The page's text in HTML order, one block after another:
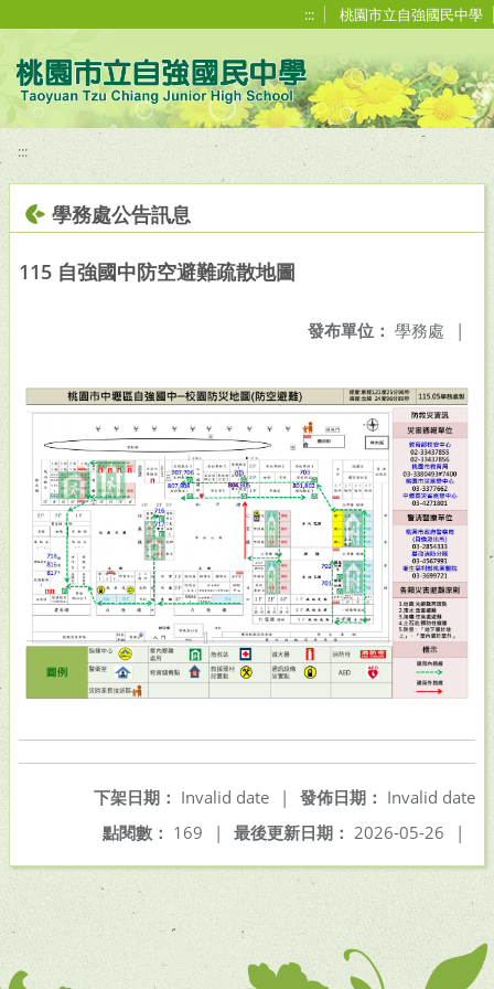
::: 桃園市立自強國民中學
:::
學務處公告訊息
115 自強國中防空避難疏散地圖
發布單位： 學務處 |
發佈日期： Invalid date
下架日期： Invalid date
|
最後更新日期： 2026-05-26 |
點閱數： 169 |